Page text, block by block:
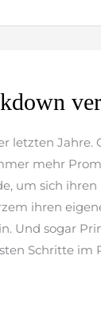
letzten Jahre.
mehr
um sich ihren
ihren
Und sogar
Schritte im